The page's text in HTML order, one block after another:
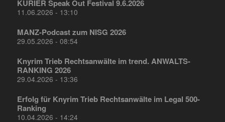
KURIER Speak Out Festival 9.6.2026
11.06.2026 - 13:10
MANZ-Podcast zum NISG 2026
29.05.2026 - 08:54
Knyrim Trieb Rechtsanwälte im trend. ANWALTS-
RANKING 2026
29.04.2026 - 13:36
Erfolg für Knyrim Trieb Rechtsanwälte im Legal 500-
Ranking
10.04.2026 - 14:24